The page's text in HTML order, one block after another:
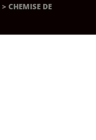
> CHEMISE DE